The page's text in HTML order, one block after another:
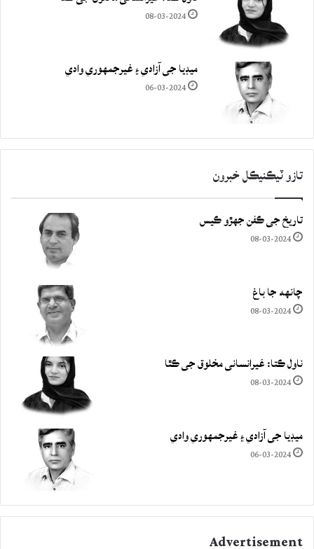
08-03-2024
ميڊيا جي آزادي ۽ غيرجمھوري وادي
06-03-2024
تازو ٽيڪنيڪل خبرون
تاريخ جي ڪفن جھڙو ڪيس
08-03-2024
چانهه جا باغ
08-03-2024
ناول ڪتا: غيرانساني مخلوق جي ڪٿا
08-03-2024
ميڊيا جي آزادي ۽ غيرجمھوري وادي
06-03-2024
Advertisement